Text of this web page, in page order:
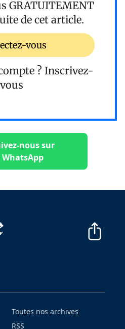
GRATUITEMENT
de cet article.
vous
? Inscrivez-
vous
nous sur
WhatsApp
Toutes nos archives
RSS